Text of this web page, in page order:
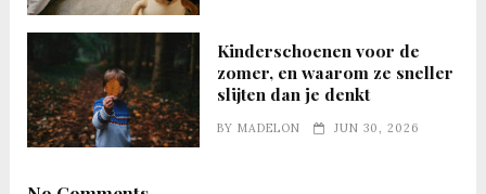
Kinderschoenen voor de
zomer, en waarom ze sneller
slijten dan je denkt
BYMADELON JUN 30, 2026